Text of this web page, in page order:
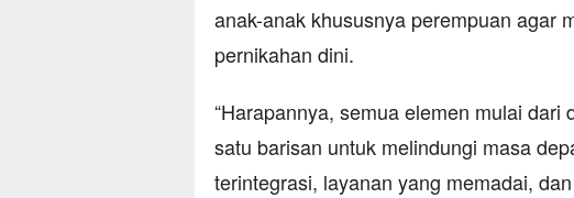
anak-anak khususnya perempuan agar
pernikahan dini.
“Harapannya, semua elemen mulai
satu barisan untuk melindungi masa
terintegrasi, layanan yang memadai,